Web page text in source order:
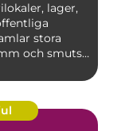
lager,
stora
och smuts